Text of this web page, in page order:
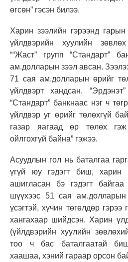
өгсөн” гэсэн билээ.
Харин зээлийн гэрээнд гарын
үйлдвэрийн хуулийн
““Жаст” групп “Стандарт”
ам.долларын зээл авсан.
71 сая ам.долларын өрийг
үйлдвэрт хандсан.
“Стандарт” банкнаас нэг ч
үйлдвэр уг өрийг төлөхгүй
газар яагаад өр төлөх гэж
ойлгохгүй байна” гэжээ.
Асуудлын гол нь баталгаа
үгүй юу гэдэгт биш, харин
ашигласан бэ гэдэгт
шүүхээс 51 сая
үсэгтэй, хүчин төгөлдөр
хангахаар шийдсэн. Харин
(үйлдвэрийн хуулийн
тоо ч бас баталгаатай
хаашаа, хэний гараар орсон